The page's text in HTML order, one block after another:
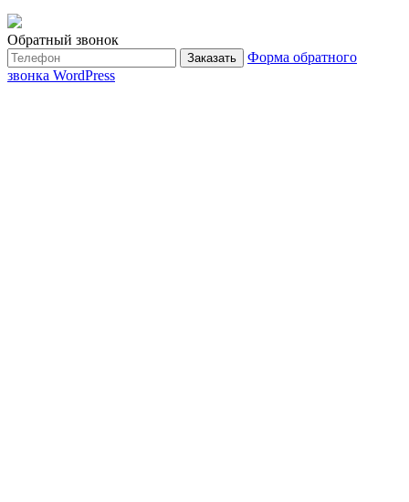
Обратный звонок
Заказать
Форма обратного
звонка WordPress